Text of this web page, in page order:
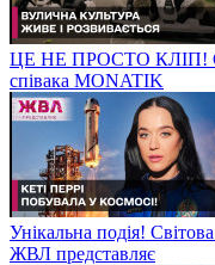
ЦЕ НЕ ПРОСТО КЛІП!
співака MONATIK
Унікальна подія!
ЖВЛ представляє